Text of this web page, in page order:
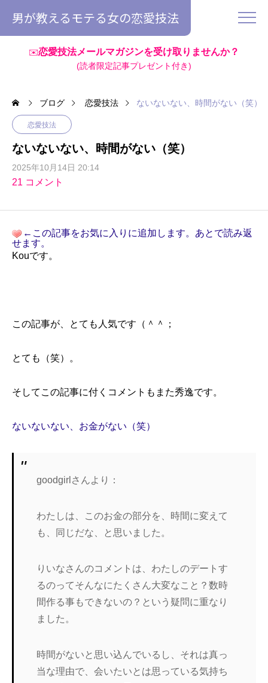
男が教えるモテる女の恋愛技法
✉️恋愛技法メールマガジンを受け取りませんか？
(読者限定記事プレゼント付き)
ブログ 恋愛技法 ないないない、時間がない（笑）
恋愛技法
ないないない、時間がない（笑）
2025年10月14日 20:14
21 コメント
←この記事をお気に入りに追加します。あとで読み返
せます。
Kouです。
この記事が、とても人気です（＾＾；
とても（笑）。
そしてこの記事に付くコメントもまた秀逸です。
ないないない、お金がない（笑）
goodgirlさんより：
わたしは、このお金の部分を、時間に変えて
も、同じだな、と思いました。
りいなさんのコメントは、わたしのデートす
るのってそんなにたくさん大変なこと？数時
間作る事もできないの？という疑問に重なり
ました。
時間がないと思い込んでいるし、それは真っ
当な理由で、会いたいとは思っている気持ち